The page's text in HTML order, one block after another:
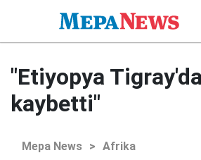
"Etiyopya
kaybetti"
Mepa News > Afrika